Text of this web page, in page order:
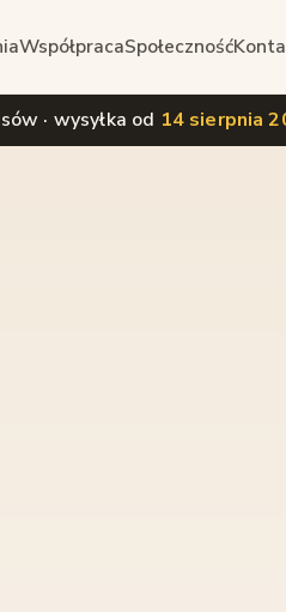
WspółpracaSpołeczność
· wysyłka od 14 sierpnia